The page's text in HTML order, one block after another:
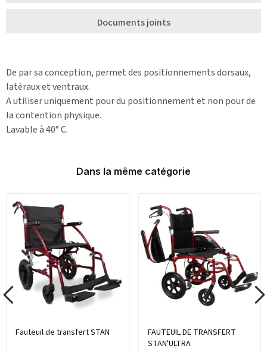
Documents joints
De par sa conception, permet des positionnements dorsaux,
latéraux et ventraux.
A utiliser uniquement pour du positionnement et non pour de
la contention physique.
Lavable à 40° C.
Dans la même catégorie
Fauteuil de transfert STAN
FAUTEUIL DE TRANSFERT
STAN'ULTRA